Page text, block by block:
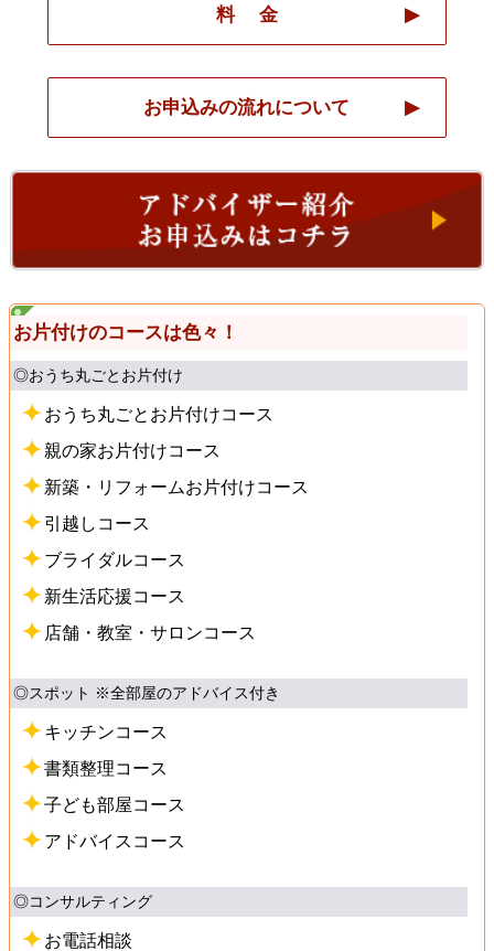
料 金
お申込みの流れについて
お片付けのコースは色々！
◎おうち丸ごとお片付け
おうち丸ごとお片付けコース
親の家お片付けコース
新築・リフォームお片付けコース
引越しコース
ブライダルコース
新生活応援コース
店舗・教室・サロンコース
◎スポット ※全部屋のアドバイス付き
キッチンコース
書類整理コース
子ども部屋コース
アドバイスコース
◎コンサルティング
お電話相談